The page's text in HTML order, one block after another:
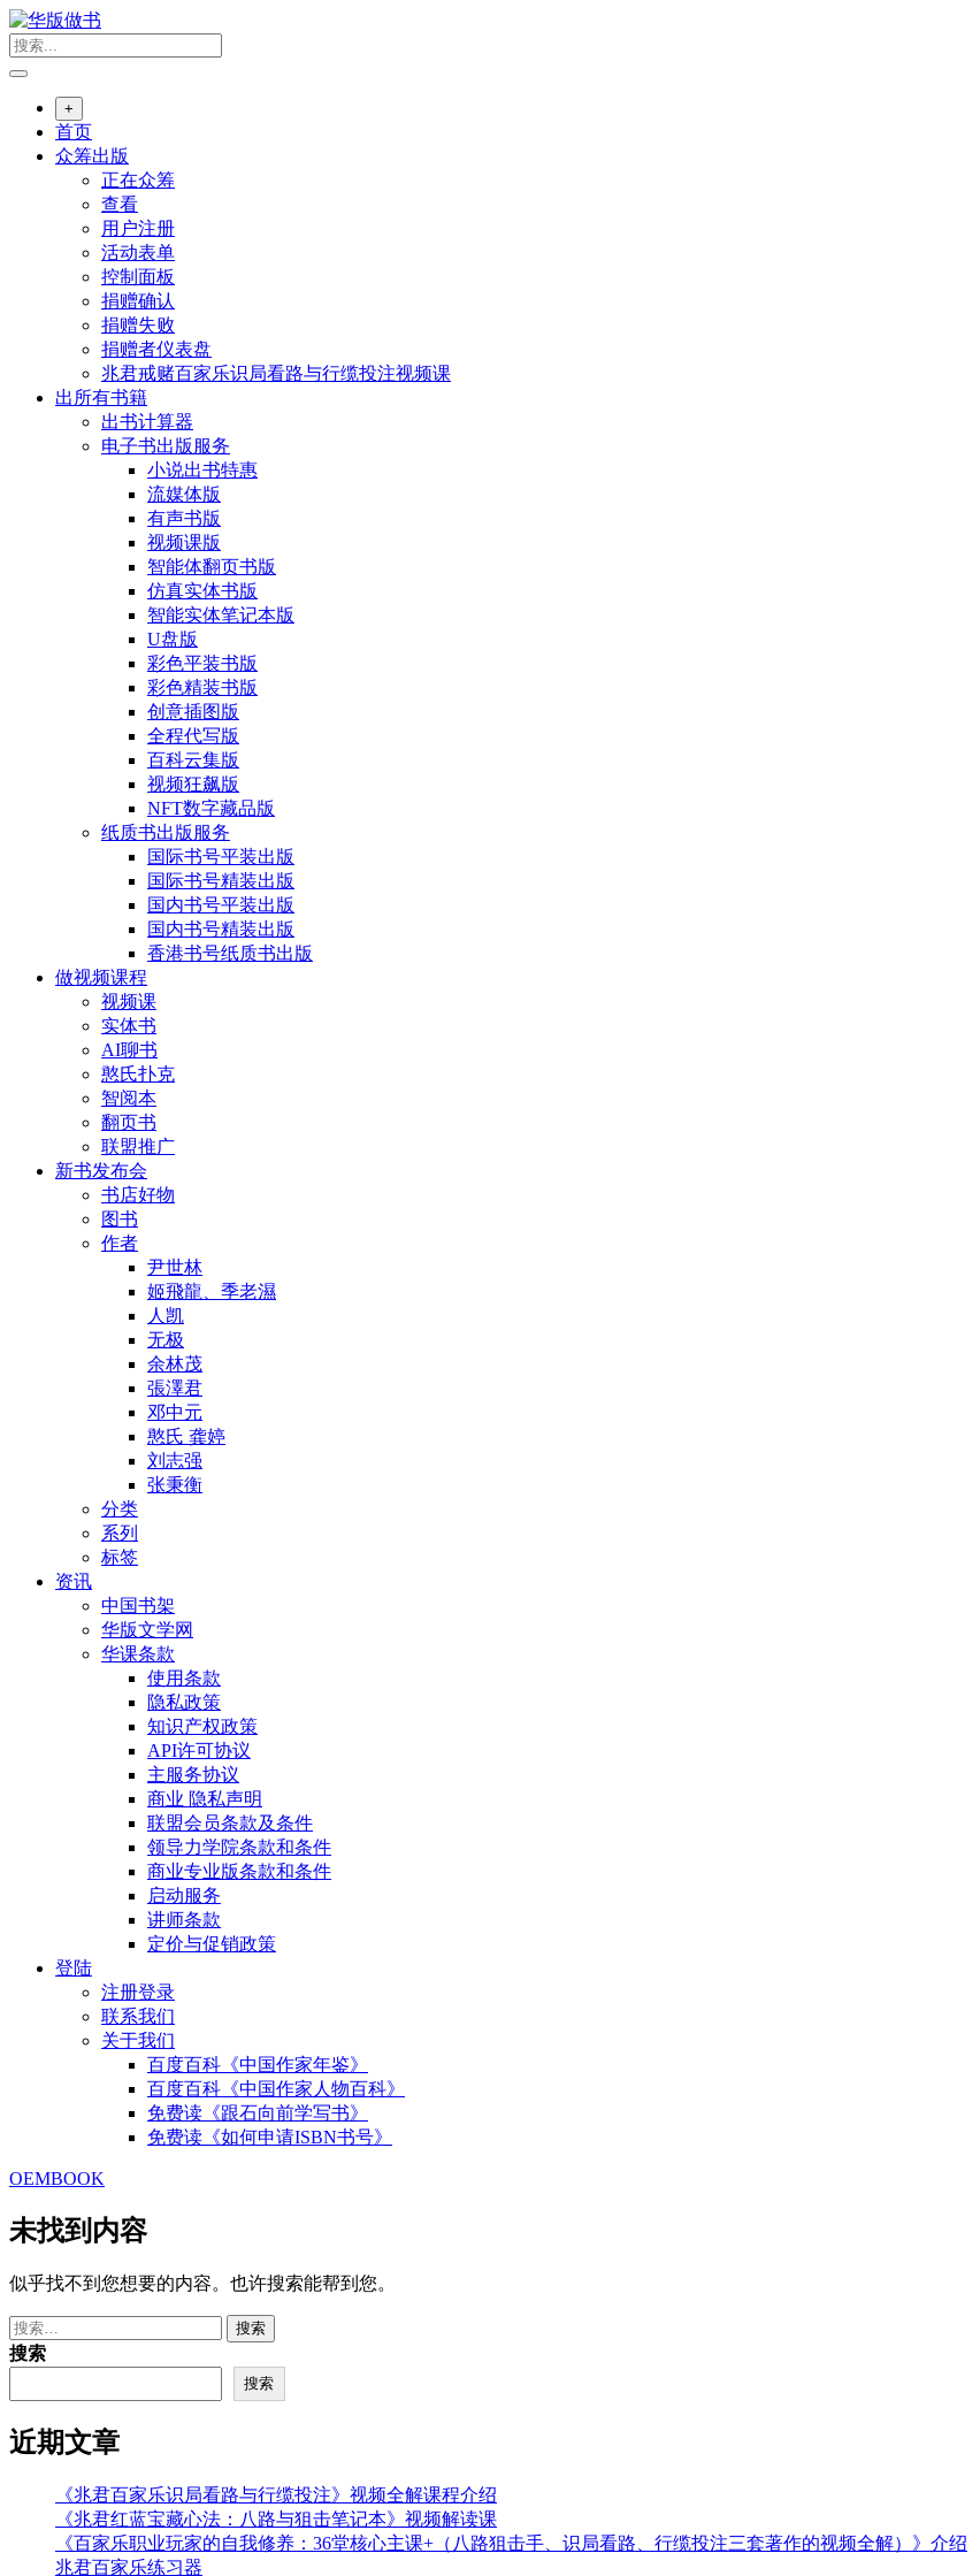
跳
转
到
+
首页
众筹出版
正在众筹
查看
用户注册
活动表单
控制面板
捐赠确认
捐赠失败
捐赠者仪表盘
兆君戒赌百家乐识局看路与行缆投注视频课
出所有书籍
出书计算器
电子书出版服务
小说出书特惠
流媒体版
有声书版
视频课版
智能体翻页书版
仿真实体书版
智能实体笔记本版
U盘版
彩色平装书版
彩色精装书版
创意插图版
全程代写版
百科云集版
视频狂飙版
NFT数字藏品版
纸质书出版服务
国际书号平装出版
国际书号精装出版
国内书号平装出版
国内书号精装出版
香港书号纸质书出版
做视频课程
视频课
实体书
AI聊书
憨氏扑克
智阅本
翻页书
联盟推广
新书发布会
书店好物
图书
作者
尹世林
姬飛龍、季老濕
人凯
无极
余林茂
張澤君
邓中元
憨氏 龚婷
刘志强
张秉衡
分类
系列
标签
资讯
中国书架
华版文学网
华课条款
使用条款
隐私政策
知识产权政策
API许可协议
主服务协议
商业 隐私声明
联盟会员条款及条件
领导力学院条款和条件
商业专业版条款和条件
启动服务
讲师条款
定价与促销政策
登陆
注册登录
联系我们
关于我们
百度百科《中国作家年鉴》
百度百科《中国作家人物百科》
免费读《跟石向前学写书》
免费读《如何申请ISBN书号》
OEMBOOK
未找到内容
似乎找不到您想要的内容。也许搜索能帮到您。
搜
索：
搜索
搜索
近期文章
《兆君百家乐识局看路与行缆投注》视频全解课程介绍
《兆君红蓝宝藏心法：八路与狙击笔记本》视频解读课
《百家乐职业玩家的自我修养：36堂核心主课+（八路狙击手、识局看路、行缆投注三套著作的视频全解）》介绍
兆君百家乐练习器